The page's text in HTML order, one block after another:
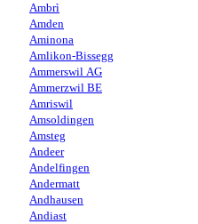
Ambrì
Amden
Aminona
Amlikon-Bissegg
Ammerswil AG
Ammerzwil BE
Amriswil
Amsoldingen
Amsteg
Andeer
Andelfingen
Andermatt
Andhausen
Andiast